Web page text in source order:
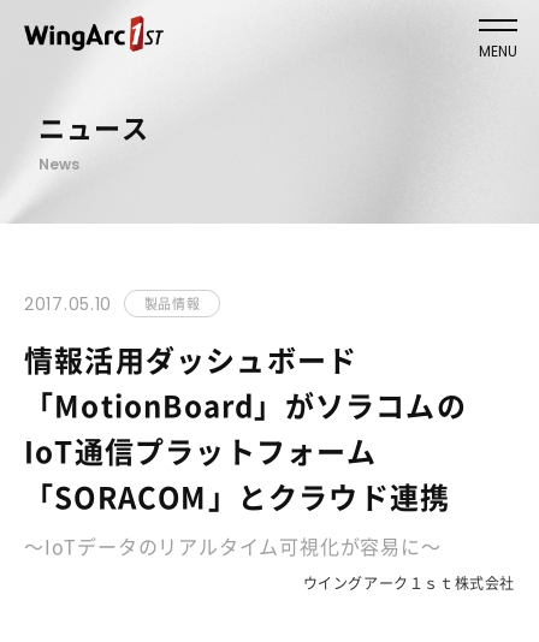
MENU
ニュース
News
2017.05.10 製品情報
情報活用ダッシュボード
「MotionBoard」がソラコムの
IoT通信プラットフォーム
「SORACOM」とクラウド連携
～IoTデータのリアルタイム可視化が容易に～
ウイングアーク１ｓｔ株式会社